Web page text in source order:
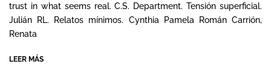
trust in what seems real. C.S. Department. Tensión superficial.
Julián RL. Relatos mínimos. Cynthia Pamela Román Carrión,
Renata
LEER MÁS